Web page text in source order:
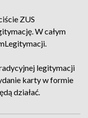
ZUS
W całym
legitymacji
karty w formie
działać.